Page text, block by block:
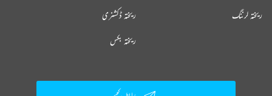
ریختہ ڈکشنری ریختہ لرننگ
ریختہ بکس